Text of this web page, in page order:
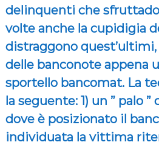
e
n
.
.
A
.
D
a
l
l
a
C
delinquenti che sfruttado
volte anche la cupidigia
distraggono
delle banconote appena
sportello bancomat. La
la seguente: 1) un ” palo ”
dove è posizionato il
individuata la vittima